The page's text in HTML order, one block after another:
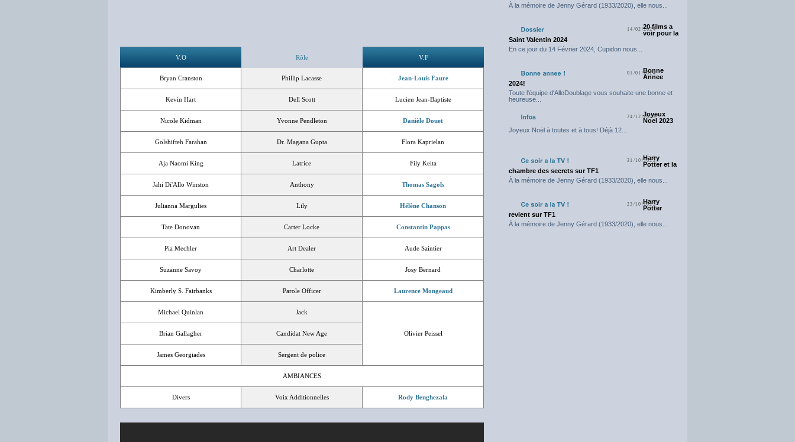
V.O Rôle V.F
Bryan Cranston Phillip Lacasse Jean-Louis Faure
Kevin Hart Dell Scott Lucien Jean-Baptiste
Nicole Kidman Yvonne Pendleton Danièle Douet
Golshifteh Farahan Dr. Magana Gupta Flora Kaprielan
Aja Naomi King Latrice Fily Keita
Jahi Di'Allo Winston Anthony Thomas Sagols
Julianna Margulies Lily Hélène Chanson
Tate Donovan Carter Locke Constantin Pappas
Pia Mechler Art Dealer Aude Saintier
Suzanne Savoy Charlotte Josy Bernard
Kimberly S. Fairbanks Parole Officer Laurence Mongeaud
Michael Quinlan Jack
Olivier Peissel
Brian Gallagher Candidat New Age
James Georgiades Sergent de police
AMBIANCES
Divers Voix Additionnelles Rody Benghezala
À la mémoire de Jenny Gérard (1933/2020), elle nous...
14/02/202420 films a
voir pour la
Saint Valentin 2024
En ce jour du 14 Février 2024, Cupidon nous...
01/01/2024
Bonne
Annee
2024!
Toute l'équipe d'AlloDoublage vous souhaite une bonne et
heureuse...
24/12/2023
Joyeux
Noel 2023
Joyeux Noël à toutes et à tous! Déjà 12...
31/10/2023
Harry
Potter et la
chambre des secrets sur TF1
À la mémoire de Jenny Gérard (1933/2020), elle nous...
23/10/2023
Harry
Potter
revient sur TF1
À la mémoire de Jenny Gérard (1933/2020), elle nous...